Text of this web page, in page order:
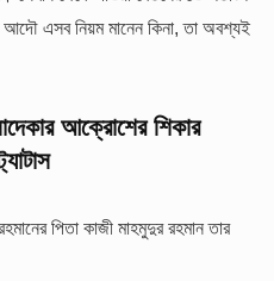
আদৌ এসব নিয়ম মানেন কিনা, তা অবশ্যই
আক্রোশের শিকার
পিতা কাজী মাহমুদুর রহমান তার